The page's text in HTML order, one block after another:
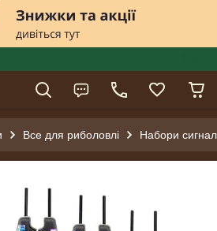
Все для риболовлі Набори